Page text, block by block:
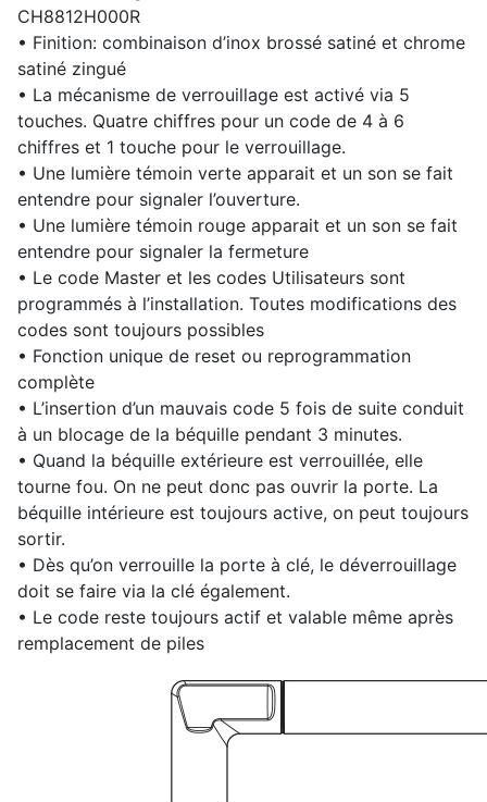
CH8812H000R
• Finition: combinaison d’inox brossé satiné et chrome
satiné zingué
• La mécanisme de verrouillage est activé via 5
touches. Quatre chiffres pour un code de 4 à 6
chiffres et 1 touche pour le verrouillage.
• Une lumière témoin verte apparait et un son se fait
entendre pour signaler l’ouverture.
• Une lumière témoin rouge apparait et un son se fait
entendre pour signaler la fermeture
• Le code Master et les codes Utilisateurs sont
programmés à l’installation. Toutes modifications des
codes sont toujours possibles
• Fonction unique de reset ou reprogrammation
complète
• L’insertion d’un mauvais code 5 fois de suite conduit
à un blocage de la béquille pendant 3 minutes.
• Quand la béquille extérieure est verrouillée, elle
tourne fou. On ne peut donc pas ouvrir la porte. La
béquille intérieure est toujours active, on peut toujours
sortir.
• Dès qu’on verrouille la porte à clé, le déverrouillage
doit se faire via la clé également.
• Le code reste toujours actif et valable même après
remplacement de piles